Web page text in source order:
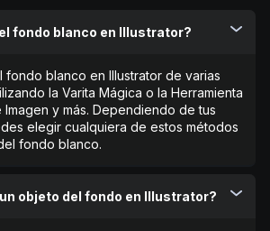
fondo blanco en Illustrator?
fondo blanco en Illustrator de varias
la Varita Mágica o la Herramienta
Imagen y más. Dependiendo de tus
elegir cualquiera de estos métodos
fondo blanco.
objeto del fondo en Illustrator?